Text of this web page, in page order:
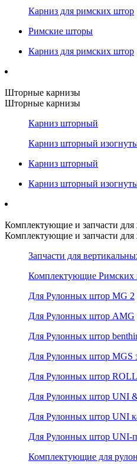
Карниз для римских штор
Римские шторы
Карниз для римских штор
Шторные карнизы
Шторные карнизы
Карниз шторный
Карниз шторный
Карниз шторный
Карниз шторный
Комплектующие и запчасти
Комплектующие и запчасти
Запчасти для
Комплектующие Римских
Для Рулонных штор MG 2
Для Рулонных штор AMG
Для Рулонных штор
Для Рулонных штор MGS
Для Рулонных штор
Для Рулонных штор UNI
Для Рулонных штор UNI
Для Рулонных штор UNI-
Комплектующие для